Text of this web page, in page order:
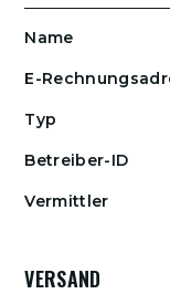
VERSAND